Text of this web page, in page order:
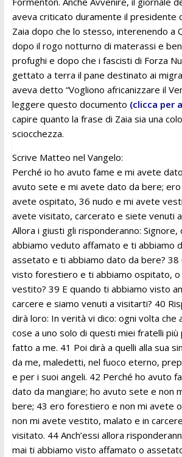
aveva criticato duramente il presidente
Zaia dopo che lo stesso, interenendo a
dopo il rogo notturno di materassi e
profughi e dopo che i fascisti di Forza
gettato a terra il pane destinato ai
aveva detto “Vogliono africanizzare il
leggere questo documento (clicca per
capire quanto la frase di Zaia sia una
sciocchezza.
Scrive Matteo nel Vangelo:
Perché io ho avuto fame e mi avete
avuto sete e mi avete dato da bere;
avete ospitato, 36 nudo e mi avete
avete visitato, carcerato e siete venuti
Allora i giusti gli risponderanno: Signore,
abbiamo veduto affamato e ti abbiamo
assetato e ti abbiamo dato da bere? 38
visto forestiero e ti abbiamo ospitato, o
vestito? 39 E quando ti abbiamo visto
carcere e siamo venuti a visitarti? 40
dirà loro: In verità vi dico: ogni volta
cose a uno solo di questi miei fratelli più
fatto a me. 41 Poi dirà a quelli alla sua
da me, maledetti, nel fuoco eterno,
e per i suoi angeli. 42 Perché ho avuto
dato da mangiare; ho avuto sete e non
bere; 43 ero forestiero e non mi avete
non mi avete vestito, malato e in
visitato. 44 Anch’essi allora
mai ti abbiamo visto affamato o